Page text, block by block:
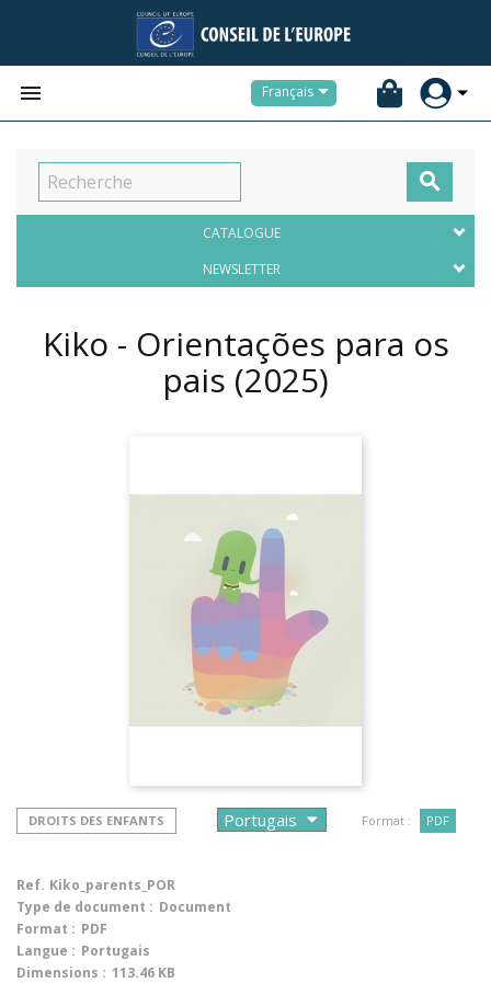
 Français

CATALOGUE
NEWSLETTER
Kiko - Orientações para os
pais (2025)
DROITS DES ENFANTS Format : PDF
Ref. Kiko_parents_POR
Type de document : Document
Format : PDF
Langue : Portugais
Dimensions : 113.46 KB